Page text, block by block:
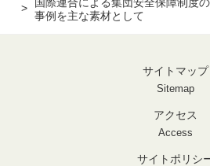
事例を主な素材として
サイトマップ
Sitemap
アクセス
Access
サイトポリシ